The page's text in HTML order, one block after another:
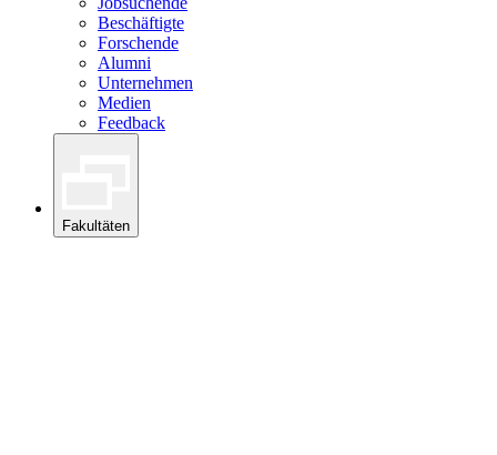
Beschäftigte
Forschende
Alumni
Unternehmen
Medien
Feedback
Fakultäten